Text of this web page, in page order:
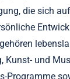
die sich
Kunst- und
Programme